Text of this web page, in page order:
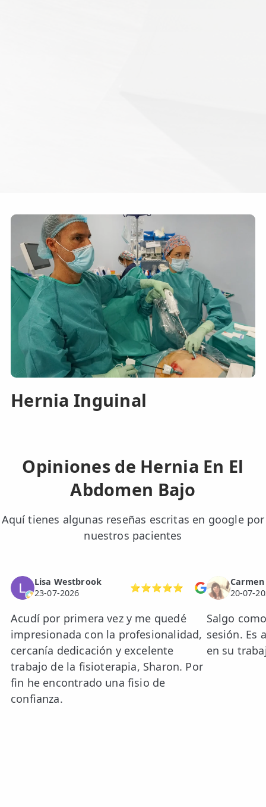
Hernia Inguinal
Opiniones de Hernia En El
Abdomen Bajo
Aquí tienes algunas reseñas escritas en google por
nuestros pacientes
Lisa Westbrook
23-07-2026
⭐⭐⭐⭐⭐
Acudí por primera vez y me quedé
impresionada con la profesionalidad,
cercanía dedicación y excelente
trabajo de la fisioterapia, Sharon. Por
fin he encontrado una fisio de
confianza.
20-07-
Salgo
sesión. Es
en su